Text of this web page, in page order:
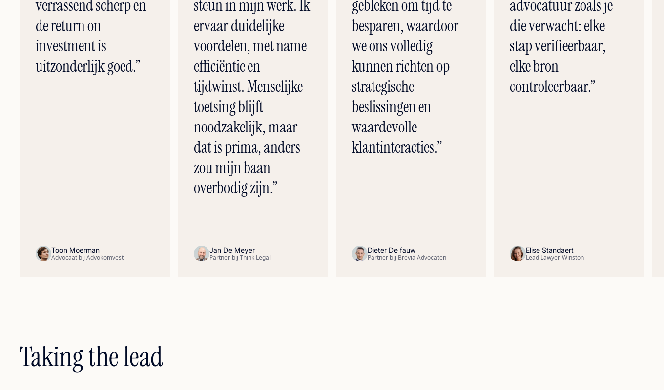
verrassend scherp en
de return on
investment is
uitzonderlijk goed.”
Toon Moerman
Advocaat bij Advokomvest
steun in mijn werk. Ik
ervaar duidelijke
voordelen, met name
efficiëntie en
tijdwinst. Menselijke
toetsing blijft
noodzakelijk, maar
dat is prima, anders
zou mijn baan
overbodig zijn.”
Jan De Meyer
Partner bij Think Legal
gebleken om tijd te
besparen, waardoor
we ons volledig
kunnen richten op
strategische
beslissingen en
waardevolle
klantinteracties.”
Dieter De fauw
Partner bij Brevia Advocaten
advocatuur zoals je
die verwacht: elke
stap verifieerbaar,
elke bron
controleerbaar.”
Elise Standaert
Lead Lawyer Winston
Taking the lead